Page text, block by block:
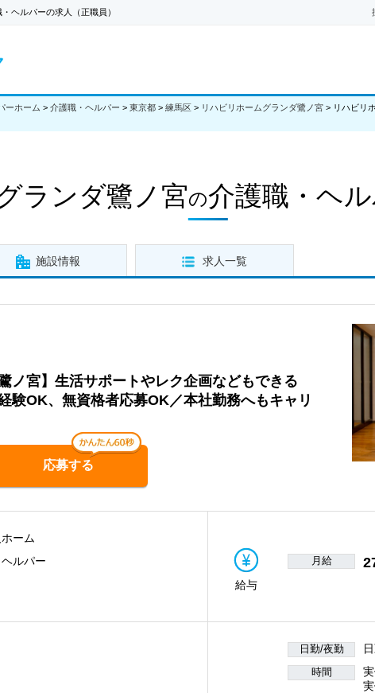
ヘルパーの求人（正職員）
ーホーム > 介護職・ヘルパー > 東京都 > 練馬区 > リハビリホームグランダ鷺ノ宮 > リハビリ
ランダ鷺ノ宮の介護職・ヘ
施設情報 求人一覧
ノ宮】生活サポートやレク企画などもできる
験OK、無資格者応募OK／本社勤務へもキャリ
応募する
ーム
ルパー
給与
月給
日勤/夜勤
時間